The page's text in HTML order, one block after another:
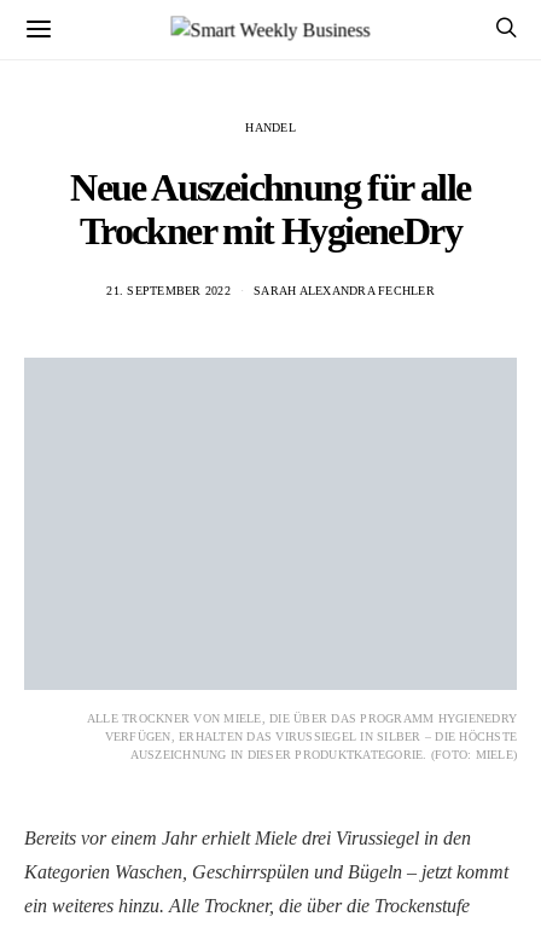
HANDEL
Neue Auszeichnung für alle
Trockner mit HygieneDry
21. SEPTEMBER 2022 SARAH ALEXANDRA FECHLER
ALLE TROCKNER VON MIELE, DIE ÜBER DAS PROGRAMM HYGIENEDRY
VERFÜGEN, ERHALTEN DAS VIRUSSIEGEL IN SILBER – DIE HÖCHSTE
AUSZEICHNUNG IN DIESER PRODUKTKATEGORIE. (FOTO: MIELE)
Bereits vor einem Jahr erhielt Miele drei Virussiegel in den
Kategorien Waschen, Geschirrspülen und Bügeln – jetzt kommt
ein weiteres hinzu. Alle Trockner, die über die Trockenstufe